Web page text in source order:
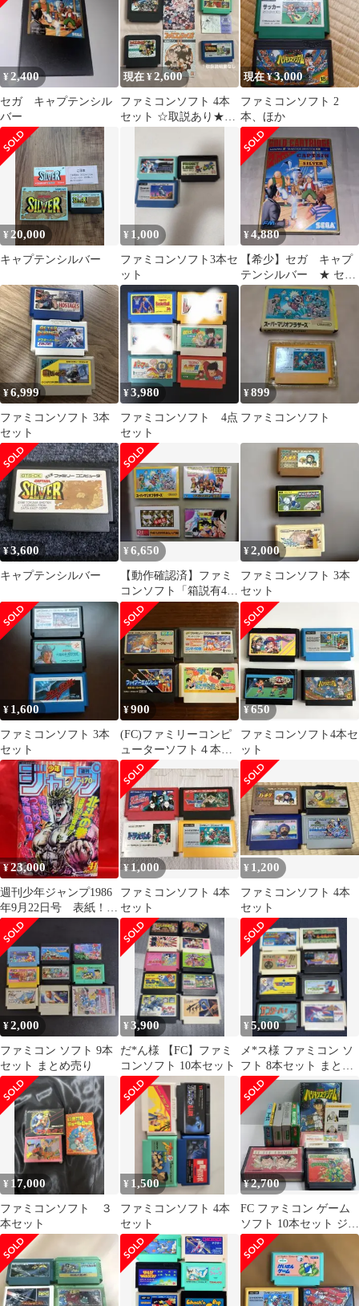
¥2,400
セガ キャプテンシル
バー
現在 ¥2,600
ファミコンソフト 4本
セット ☆取説あり★箱
現在 ¥3,000
ファミコンソフト 2
本、ほか
¥ 20,000
キャプテンシルバー
¥ 1,000
ファミコンソフト3本セ
ット
¥4,880
【希少】セガ キャプ
テンシルバー ★ セ
ガ マーク3★
¥6,999
ファミコンソフト 3本
セット
¥3,980
ファミコンソフト 4点
セット
¥899
ファミコンソフト
¥3,600
キャプテンシルバー
¥6,650
【動作確認済】ファミ
コンソフト「箱説有4本
セット」
¥2,000
ファミコンソフト 3本
セット
¥ 1,600
ファミコンソフト 3本
セット
¥900
(FC)ファミリーコンピ
ューターソフト４本セ
ット⑩
¥650
ファミコンソフト4本セ
ット
¥23,000
週刊少年ジャンプ1986
年9月22日号 表紙！北
斗の拳●最終話！サスケ
忍伝
¥1,000
ファミコンソフト 4本
セット
¥ 1,200
ファミコンソフト 4本
セット
¥2,000
ファミコン ソフト 9本
セット まとめ売り
¥3,900
だ*ん様 【FC】ファミ
コンソフト 10本セット
¥5,000
メ*ス様 ファミコン ソ
フト 8本セット まとめ
売り
¥ 17,000
ファミコンソフト ３
本セット
¥ 1,500
ファミコンソフト 4本
セット
¥2,700
FC ファミコン ゲーム
ソフト 10本セット ジャ
ンク スーパーマリオ
USA他